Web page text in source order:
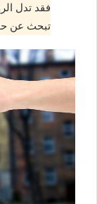
فقد تدل
تبحث عن